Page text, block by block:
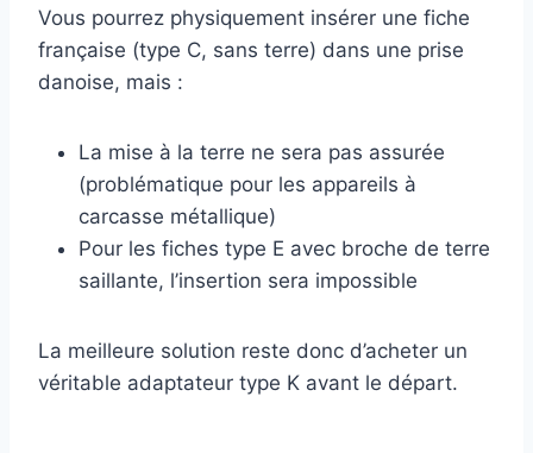
Vous pourrez physiquement insérer une fiche
française (type C, sans terre) dans une prise
danoise, mais :
La mise à la terre ne sera pas assurée
(problématique pour les appareils à
carcasse métallique)
Pour les fiches type E avec broche de terre
saillante, l’insertion sera impossible
La meilleure solution reste donc d’acheter un
véritable adaptateur type K avant le départ.